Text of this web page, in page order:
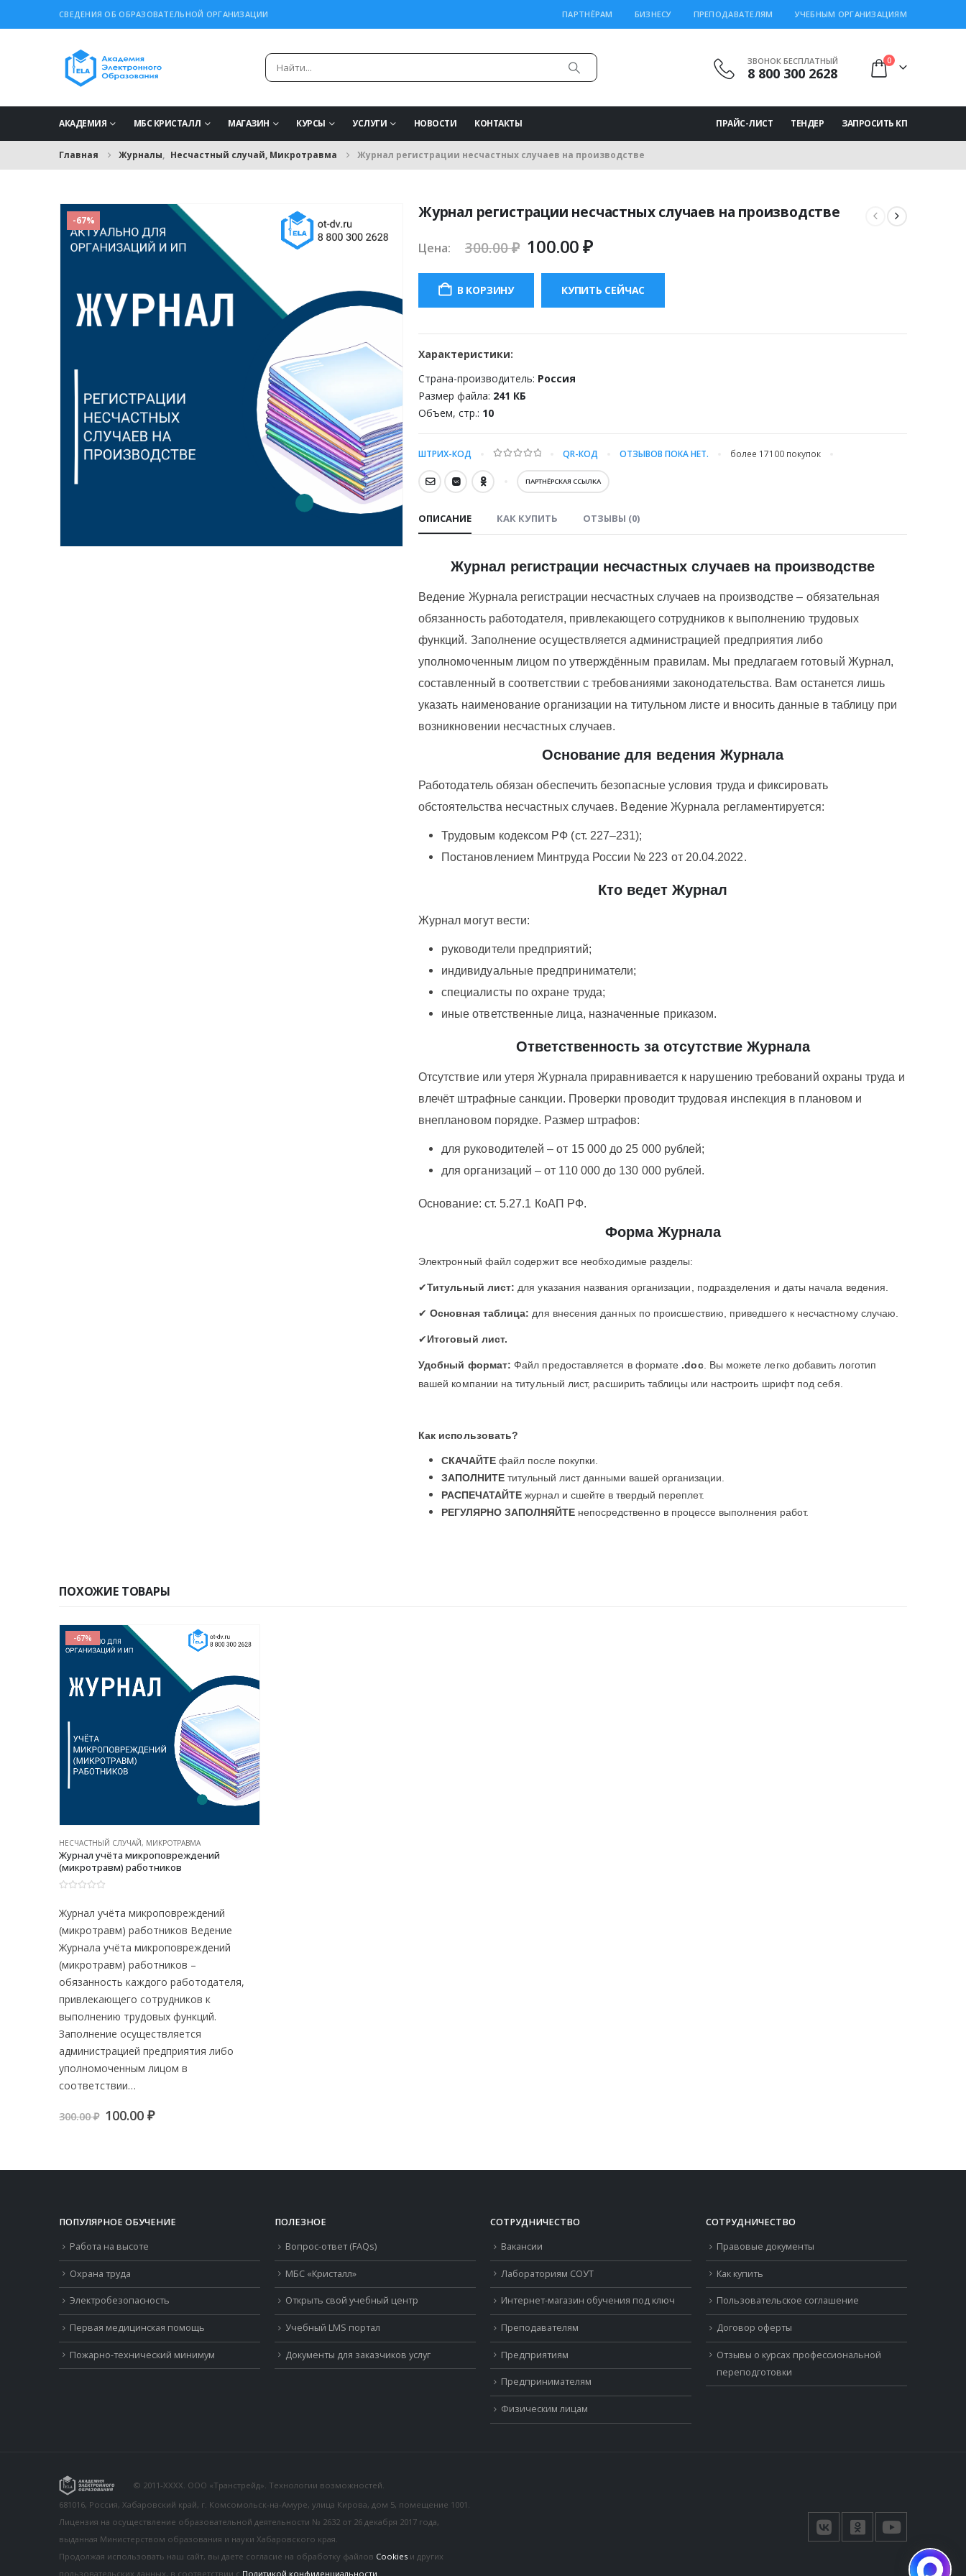
СВЕДЕНИЯ ОБ ОБРАЗОВАТЕЛЬНОЙ ОРГАНИЗАЦИИ ПАРТНЁРАМ БИЗНЕСУ ПРЕПОДАВАТЕЛЯМ УЧЕБНЫМ ОРГАНИЗАЦИЯМ
ЗВОНОК БЕСПЛАТНЫЙ
8 800 300 2628
0
АКАДЕМИЯ МБС КРИСТАЛЛ МАГАЗИН КУРСЫ УСЛУГИ НОВОСТИ КОНТАКТЫ ПРАЙС-ЛИСТ ТЕНДЕР ЗАПРОСИТЬ КП
Главная Журналы, Несчастный случай, Микротравма Журнал регистрации несчастных случаев на производстве
-67% Журнал регистрации несчастных случаев на производстве
Цена: 300.00₽ Первоначальная
составляла
300.00 ₽.
100.00₽Текущая
100.00 ₽.
В КОРЗИНУ КУПИТЬ СЕЙЧАС
Характеристики:
Страна-производитель: Россия
Размер файла: 241 КБ
Объем, стр.: 10
ШТРИХ-КОД QR-КОД ОТЗЫВОВ ПОКА НЕТ. более 17100покупок
ПАРТНЁРСКАЯ ССЫЛКА
ОПИСАНИЕ КАК КУПИТЬ ОТЗЫВЫ (0)
Журнал регистрации несчастных случаев на производстве
Ведение Журнала регистрации несчастных случаев на производстве – обязательная
обязанность работодателя, привлекающего сотрудников к выполнению трудовых
функций. Заполнение осуществляется администрацией предприятия либо
уполномоченным лицом по утверждённым правилам. Мы предлагаем готовый Журнал,
составленный в соответствии с требованиями законодательства. Вам останется лишь
указать наименование организации на титульном листе и вносить данные в таблицу при
возникновении несчастных случаев.
Основание для ведения Журнала
Работодатель обязан обеспечить безопасные условия труда и фиксировать
обстоятельства несчастных случаев. Ведение Журнала регламентируется:
Трудовым кодексом РФ (ст. 227–231);
Постановлением Минтруда России № 223 от 20.04.2022.
Кто ведет Журнал
Журнал могут вести:
руководители предприятий;
индивидуальные предприниматели;
специалисты по охране труда;
иные ответственные лица, назначенные приказом.
Ответственность за отсутствие Журнала
Отсутствие или утеря Журнала приравнивается к нарушению требований охраны труда и
влечёт штрафные санкции. Проверки проводит трудовая инспекция в плановом и
внеплановом порядке. Размер штрафов:
для руководителей – от 15 000 до 25 000 рублей;
для организаций – от 110 000 до 130 000 рублей.
Основание: ст. 5.27.1 КоАП РФ.
Форма Журнала
Электронный файл содержит все необходимые разделы:
✔Титульный лист: для указания названия организации, подразделения и даты начала ведения.
✔ Основная таблица: для внесения данных по происшествию, приведшего к несчастному случаю.
✔Итоговый лист.
Удобный формат:Файл предоставляется в формате .doc. Вы можете легко добавить логотип
вашей компании на титульный лист, расширить таблицы или настроить шрифт под себя.
Как использовать?
СКАЧАЙТЕ файл после покупки.
ЗАПОЛНИТЕ титульный лист данными вашей организации.
РАСПЕЧАТАЙТЕ журнал и сшейте в твердый переплет.
РЕГУЛЯРНО ЗАПОЛНЯЙТЕ непосредственно в процессе выполнения работ.
ПОХОЖИЕ ТОВАРЫ
-67%
НЕСЧАСТНЫЙ СЛУЧАЙ, МИКРОТРАВМА
Журнал учёта микроповреждений
(микротравм) работников
Журнал учёта микроповреждений
(микротравм) работников Ведение
Журнала учёта микроповреждений
(микротравм) работников –
обязанность каждого работодателя,
привлекающего сотрудников к
выполнению трудовых функций.
Заполнение осуществляется
администрацией предприятия либо
уполномоченным лицом в
соответствии…
300.00₽ Первоначальная
100.00₽Текущая
ПОПУЛЯРНОЕ ОБУЧЕНИЕ
Работа на высоте
Охрана труда
Электробезопасность
Первая медицинская помощь
Пожарно-технический минимум
ПОЛЕЗНОЕ
Вопрос-ответ (FAQs)
МБС «Кристалл»
Открыть свой учебный центр
Учебный LMS портал
Документы для заказчиков услуг
СОТРУДНИЧЕСТВО
Вакансии
Лабораториям СОУТ
Интернет-магазин обучения под ключ
Преподавателям
Предприятиям
Предпринимателям
Физическим лицам
СОТРУДНИЧЕСТВО
Правовые документы
Как купить
Пользовательское соглашение
Договор оферты
Отзывы о курсах профессиональной
переподготовки
© 2011-XXXX. ООО «Транстрейд». Технологии возможностей.
681016, Россия, Хабаровский край, г. Комсомольск-на-Амуре, улица Кирова, дом 5, помещение 1001.
Лицензия на осуществление образовательной деятельности № 2632 от 26 декабря 2017 года,
выданная Министерством образования и науки Хабаровского края.
Продолжая использовать наш сайт, вы даете согласие на обработку файлов Cookies и других
пользовательских данных, в соответствии с Политикой конфиденциальности